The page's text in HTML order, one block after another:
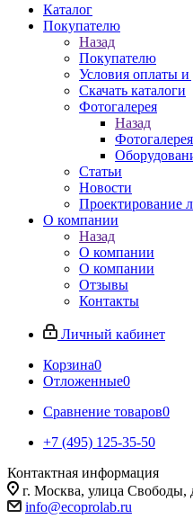
Каталог
Покупателю
Назад
Покупателю
Условия оплаты и
Скачать каталоги
Фотогалерея
Назад
Фотогалерея
Статьи
Новости
Проектирование
О компании
Назад
О компании
О компании
Отзывы
Контакты
Личный кабинет
Корзина0
Отложенные0
Сравнение товаров0
+7 (495) 125-35-50
Контактная информация
г. Москва, улица Свободы,
info@ecoprolab.ru